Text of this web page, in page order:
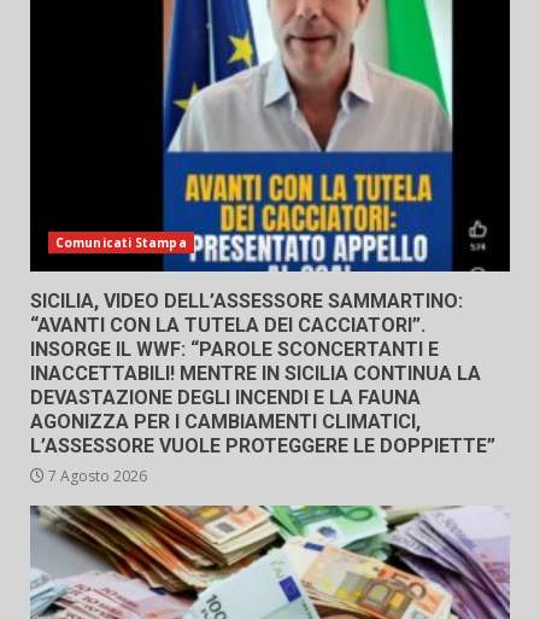
Comunicati Stampa
SICILIA, VIDEO DELL’ASSESSORE SAMMARTINO:
“AVANTI CON LA TUTELA DEI CACCIATORI”.
INSORGE IL WWF: “PAROLE SCONCERTANTI E
INACCETTABILI! MENTRE IN SICILIA CONTINUA LA
DEVASTAZIONE DEGLI INCENDI E LA FAUNA
AGONIZZA PER I CAMBIAMENTI CLIMATICI,
L’ASSESSORE VUOLE PROTEGGERE LE DOPPIETTE”
7 Agosto 2026